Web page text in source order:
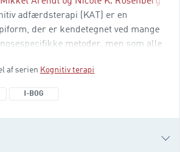
adfærdsterapi (KAT) er en
der er kendetegnet ved mange
metoder, men som alle
haft en solid stamme af
af serien Kognitiv terapi
I-BOG